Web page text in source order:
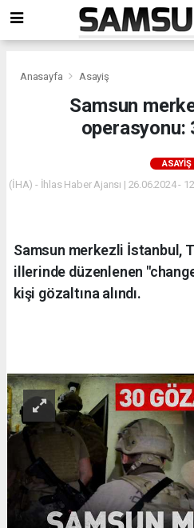
Anasayfa Asayiş
Samsun
operasyonu:
ASAYIŞ
(İHA) - İhlas Haber Ajansı | 26.06.2024 -
Samsun merkezli İstanbul,
illerinde düzenlenen
kişi gözaltına alındı.